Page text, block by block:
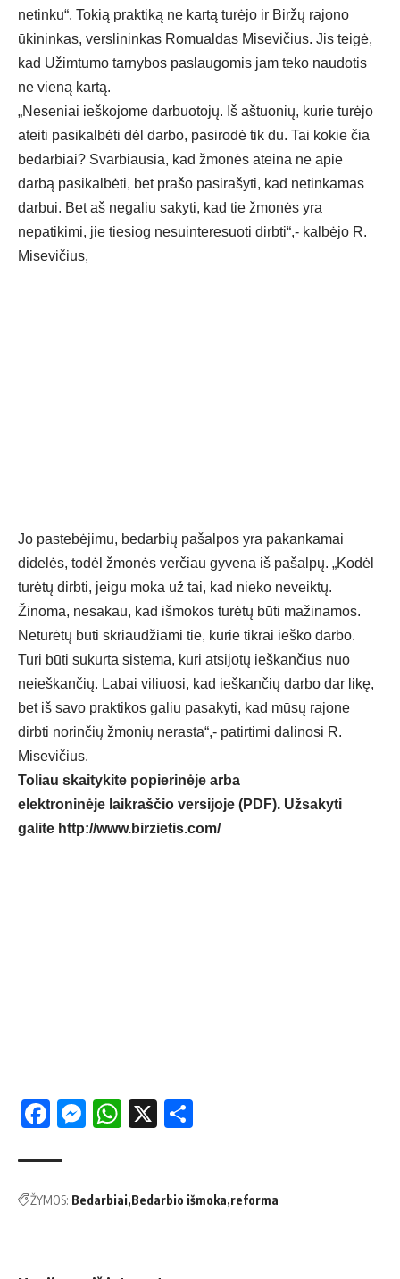
netinku“. Tokią praktiką ne kartą turėjo ir Biržų rajono
ūkininkas, verslininkas Romualdas Misevičius. Jis teigė,
kad Užimtumo tarnybos paslaugomis jam teko naudotis
ne vieną kartą.
„Neseniai ieškojome darbuotojų. Iš aštuonių, kurie turėjo
ateiti pasikalbėti dėl darbo, pasirodė tik du. Tai kokie čia
bedarbiai? Svarbiausia, kad žmonės ateina ne apie
darbą pasikalbėti, bet prašo pasirašyti, kad netinkamas
darbui. Bet aš negaliu sakyti, kad tie žmonės yra
nepatikimi, jie tiesiog nesuinteresuoti dirbti“,- kalbėjo R.
Misevičius,
Jo pastebėjimu, bedarbių pašalpos yra pakankamai
didelės, todėl žmonės verčiau gyvena iš pašalpų. „Kodėl
turėtų dirbti, jeigu moka už tai, kad nieko neveiktų.
Žinoma, nesakau, kad išmokos turėtų būti mažinamos.
Neturėtų būti skriaudžiami tie, kurie tikrai ieško darbo.
Turi būti sukurta sistema, kuri atsijotų ieškančius nuo
neieškančių. Labai viliuosi, kad ieškančių darbo dar likę,
bet iš savo praktikos galiu pasakyti, kad mūsų rajone
dirbti norinčių žmonių nerasta“,- patirtimi dalinosi R.
Misevičius.
Toliau skaitykite popierinėje arba
elektroninėje laikraščio versijoje (PDF). Užsakyti
galite http://www.birzietis.com/
Facebook
Messenger
WhatsApp
X
ŽYMOS: Bedarbiai Bedarbio išmoka reforma